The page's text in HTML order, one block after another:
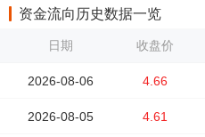
资金流向历史数据一览
日期 收盘价
2026-08-06 4.66
2026-08-05 4.61